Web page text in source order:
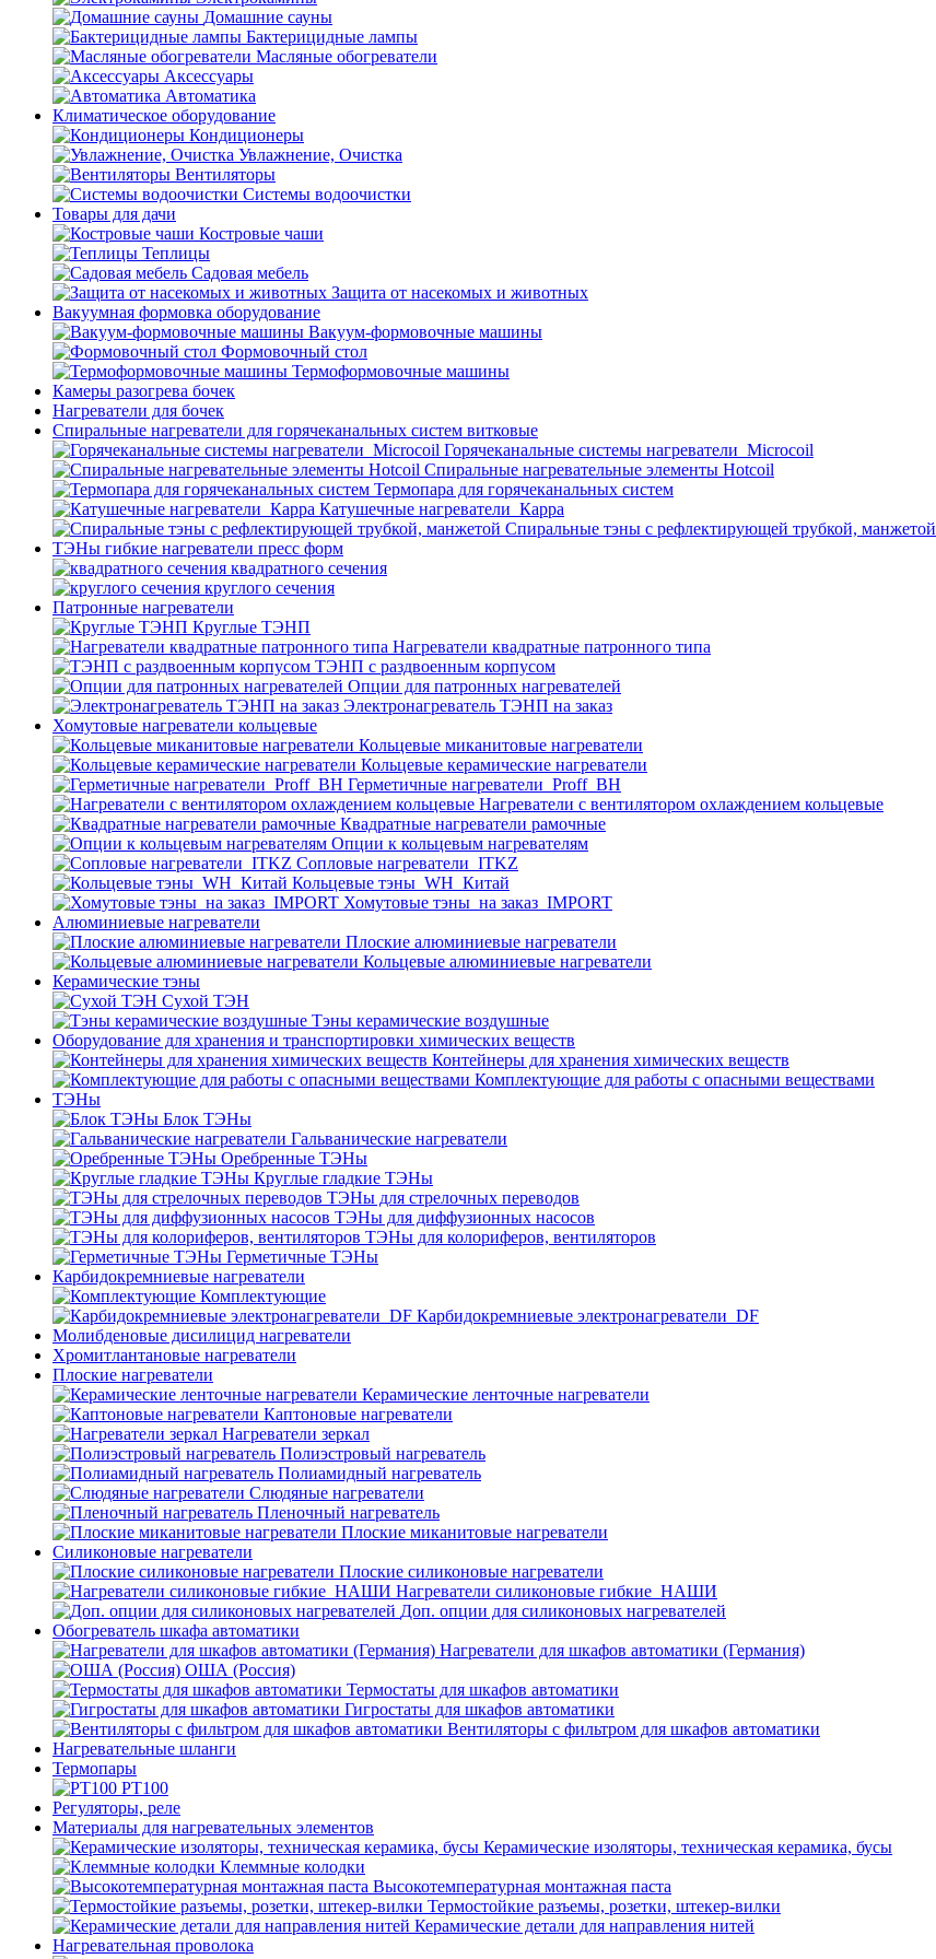
Домашние сауны
Бактерицидные лампы
Масляные обогреватели
Аксессуары
Автоматика
Климатическое оборудование
Кондиционеры
Увлажнение, Очистка
Вентиляторы
Системы водоочистки
Товары для дачи
Костровые чаши
Теплицы
Садовая мебель
Защита от насекомых и животных
Вакуумная формовка оборудование
Вакуум-формовочные машины
Формовочный стол
Термоформовочные машины
Камеры разогрева бочек
Нагреватели для бочек
Спиральные нагреватели для горячеканальных систем витковые
Горячеканальные системы нагреватели_Microcoil
Спиральные нагревательные элементы Hotcoil
Термопара для горячеканальных систем
Катушечные нагреватели_Карра
Спиральные тэны с рефлектирующей трубкой, манжетой
ТЭНы гибкие нагреватели пресс форм
квадратного сечения
круглого сечения
Патронные нагреватели
Круглые ТЭНП
Нагреватели квадратные патронного типа
ТЭНП с раздвоенным корпусом
Опции для патронных нагревателей
Электронагреватель ТЭНП на заказ
Хомутовые нагреватели кольцевые
Кольцевые миканитовые нагреватели
Кольцевые керамические нагреватели
Герметичные нагреватели_Proff_BH
Нагреватели с вентилятором охлаждением кольцевые
Квадратные нагреватели рамочные
Опции к кольцевым нагревателям
Cопловые нагреватели_ITKZ
Кольцевые тэны_WH_Китай
Хомутовые тэны_на заказ_IMPORT
Алюминиевые нагреватели
Плоские алюминиевые нагреватели
Кольцевые алюминиевые нагреватели
Керамические тэны
Сухой ТЭН
Тэны керамические воздушные
Оборудование для хранения и транспортировки химических веществ
Контейнеры для хранения химических веществ
Комплектующие для работы с опасными веществами
ТЭНы
Блок ТЭНы
Гальванические нагреватели
Оребренные ТЭНы
Круглые гладкие ТЭНы
ТЭНы для стрелочных переводов
ТЭНы для диффузионных насосов
ТЭНы для колориферов, вентиляторов
Герметичные ТЭНы
Карбидокремниевые нагреватели
Комплектующие
Карбидокремниевые электронагреватели_DF
Молибденовые дисилицид нагреватели
Хромитлантановые нагреватели
Плоские нагреватели
Керамические ленточные нагреватели
Каптоновые нагреватели
Нагреватели зеркал
Полиэстровый нагреватель
Полиамидный нагреватель
Слюдяные нагреватели
Пленочный нагреватель
Плоские миканитовые нагреватели
Силиконовые нагреватели
Плоские силиконовые нагреватели
Нагреватели силиконовые гибкие_НАШИ
Доп. опции для силиконовых нагревателей
Обогреватель шкафа автоматики
Нагреватели для шкафов автоматики (Германия)
ОША (Россия)
Термостаты для шкафов автоматики
Гигростаты для шкафов автоматики
Вентиляторы с фильтром для шкафов автоматики
Нагревательные шланги
Термопары
PT100
Регуляторы, реле
Материалы для нагревательных элементов
Керамические изоляторы, техническая керамика, бусы
Клеммные колодки
Высокотемпературная монтажная паста
Термостойкие разъемы, розетки, штекер-вилки
Керамические детали для направления нитей
Нагревательная проволока